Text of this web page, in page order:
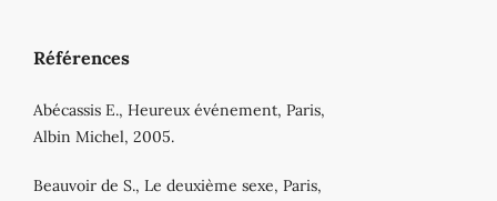
Références
Abécassis E., Heureux événement, Paris,
Albin Michel, 2005.
Beauvoir de S., Le deuxième sexe, Paris,